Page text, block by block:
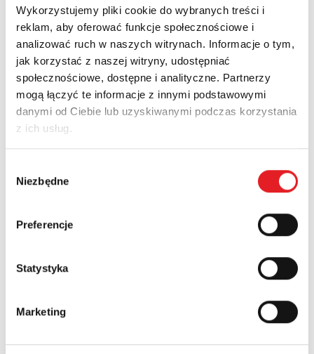
Wykorzystujemy pliki cookie do wybranych treści i
reklam, aby oferować funkcje społecznościowe i
analizować ruch w naszych witrynach. Informacje o tym,
jak korzystać z naszej witryny, udostępniać
społecznościowe, dostępne i analityczne. Partnerzy
mogą łączyć te informacje z innymi podstawowymi
danymi od Ciebie lub uzyskiwanymi podczas korzystania
z ich usług.
zgody
Niezbędne
Preferencje
Statystyka
Marketing
Imię i nazwisko: *
Adres e-mail: *
Nazwa firmy:
Numer telefonu: